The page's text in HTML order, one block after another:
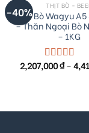
-40% THỊT BÒ -
Thịt Bò Wagyu
– Thăn Ngoại Bò
– 1KG
Rated5.00
2,207,000₫–